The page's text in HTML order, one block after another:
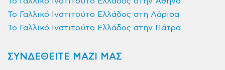
Το Γαλλικό Ινστιτούτο Ελλάδος στη Λάρισα
Το Γαλλικό Ινστιτούτο Ελλάδος στην Πάτρα
ΣΥΝΔΕΘΕΙΤΕ ΜΑΖΙ ΜΑΣ